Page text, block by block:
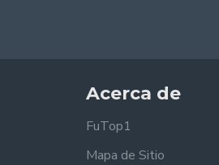
Acerca de
FuTop1
Mapa de Sitio